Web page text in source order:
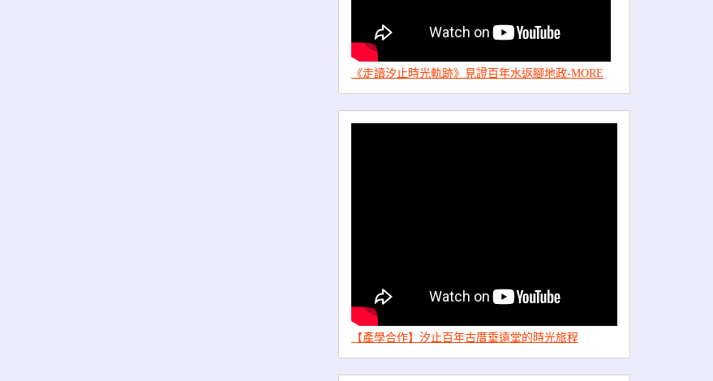
《走讀汐止時光軌跡》見證百年水返腳地政-MORE
【產學合作】汐止百年古厝垂遠堂的時光旅程